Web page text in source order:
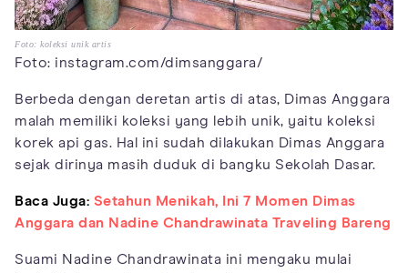
Foto: koleksi unik artis
Foto: instagram.com/dimsanggara/
Berbeda dengan deretan artis di atas, Dimas Anggara
malah memiliki koleksi yang lebih unik, yaitu koleksi
korek api gas. Hal ini sudah dilakukan Dimas Anggara
sejak dirinya masih duduk di bangku Sekolah Dasar.
Baca Juga: Setahun Menikah, Ini 7 Momen Dimas
Anggara dan Nadine Chandrawinata Traveling Bareng
Suami Nadine Chandrawinata ini mengaku mulai